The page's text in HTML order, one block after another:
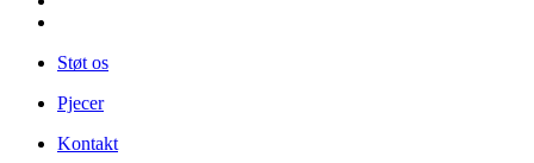
Støt os
Pjecer
Kontakt